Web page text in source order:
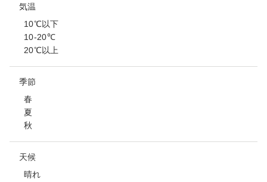
気温
10℃以下
10-20℃
20℃以上
季節
春
夏
秋
天候
晴れ